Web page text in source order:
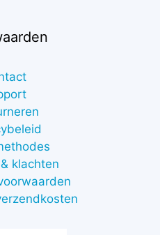
klachten